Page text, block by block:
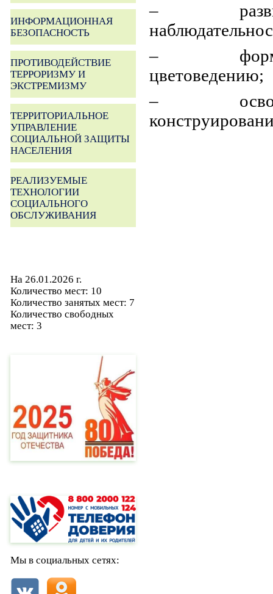
ИНФОРМАЦИОННАЯ
БЕЗОПАСНОСТЬ
ПРОТИВОДЕЙСТВИЕ
ТЕРРОРИЗМУ И
ЭКСТРЕМИЗМУ
ТЕРРИТОРИАЛЬНОЕ
УПРАВЛЕНИЕ
СОЦИАЛЬНОЙ ЗАЩИТЫ
НАСЕЛЕНИЯ
РЕАЛИЗУЕМЫЕ
ТЕХНОЛОГИИ
СОЦИАЛЬНОГО
ОБСЛУЖИВАНИЯ
На 26.01.2026 г.
Количество мест: 10
Количество занятых мест: 7
Количество свободных
мест: 3
Мы в социальных сетях:
– развитие
–
цветоведению;
– освоены